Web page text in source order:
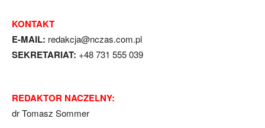
KONTAKT
E-MAIL: redakcja@nczas.com.pl
SEKRETARIAT: +48 731 555 039
REDAKTOR NACZELNY:
dr Tomasz Sommer